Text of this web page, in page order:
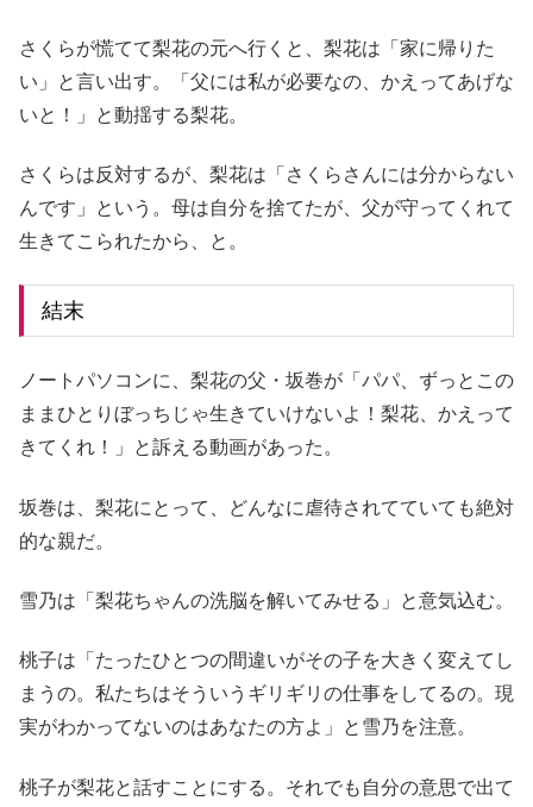
さくらが慌てて梨花の元へ行くと、梨花は「家に帰りた
い」と言い出す。「父には私が必要なの、かえってあげな
いと！」と動揺する梨花。
さくらは反対するが、梨花は「さくらさんには分からない
んです」という。母は自分を捨てたが、父が守ってくれて
生きてこられたから、と。
結末
ノートパソコンに、梨花の父・坂巻が「パパ、ずっとこの
ままひとりぼっちじゃ生きていけないよ！梨花、かえって
きてくれ！」と訴える動画があった。
坂巻は、梨花にとって、どんなに虐待されてていても絶対
的な親だ。
雪乃は「梨花ちゃんの洗脳を解いてみせる」と意気込む。
桃子は「たったひとつの間違いがその子を大きく変えてし
まうの。私たちはそういうギリギリの仕事をしてるの。現
実がわかってないのはあなたの方よ」と雪乃を注意。
桃子が梨花と話すことにする。それでも自分の意思で出て